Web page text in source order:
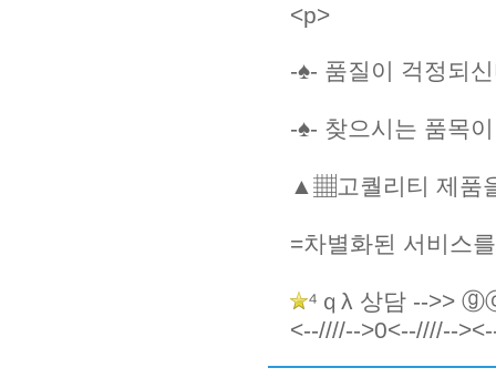
<p>
-♠- 품질이 걱정되
-♠- 찾으시는 품목
▲▦고퀄리티 제품
=차별화된 서비스
⁴ｑλ 상담 --
<--////-->0<--////--